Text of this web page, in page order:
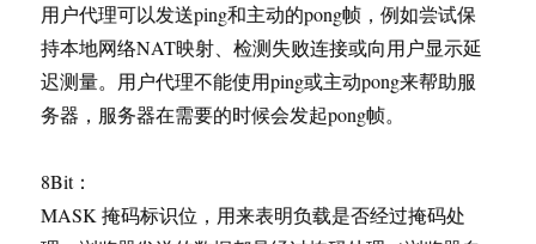
用户代理可以发送ping和主动的pong帧，例如尝试保
持本地网络NAT映射、检测失败连接或向用户显示延
迟测量。用户代理不能使用ping或主动pong来帮助服
务器，服务器在需要的时候会发起pong帧。
8Bit：
MASK 掩码标识位，用来表明负载是否经过掩码处